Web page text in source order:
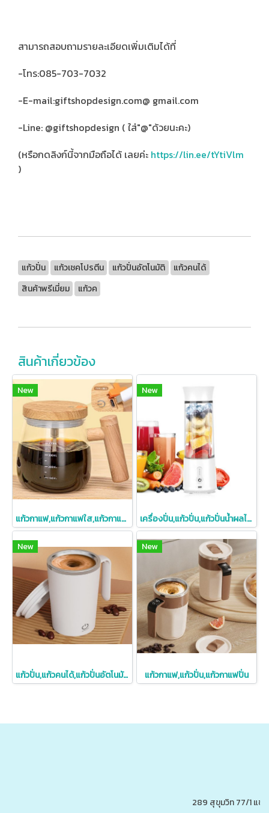
สามารถสอบถามรายละเอียดเพิ่มเติมได้ที่
-โทร:085-703-7032
-E-mail:giftshopdesign.com@ gmail.com
-Line: @giftshopdesign ( ใส่"@"ด้วยนะคะ)
(หรือกดลิงก์นี้จากมือถือได้ เลยค่ะ https://lin.ee/tYtiVlm
)
แก้วปั่น แก้วเชคโปรตีน แก้วปั่นอัตโนมัติ
แก้วคนได้
สินค้าพรีเมี่ยม
แก้วค
สินค้าเกี่ยวข้อง
New
แก้วกาแฟ,แก้วกาแฟใส,แก้วกาแฟใสปั่นอัตโนมัติ,แก้วกาแฟใสปั่นได้,400ml
New
เครื่องปั่น,แก้วปั่น,แก้วปั่นน้ำผลไม้,เครื่องปั่นน้ำผลไม้
New
แก้วปั่น,แก้วคนได้,แก้วปั่นอัตโนมัติ,ราคาถูก,380ml
New
แก้วกาแฟ,แก้วปั่น,แก้วกาแฟปั่น
289 สุขุมวิท 77/1 แข